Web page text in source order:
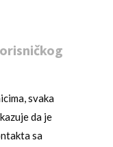
svaka
da je
sa